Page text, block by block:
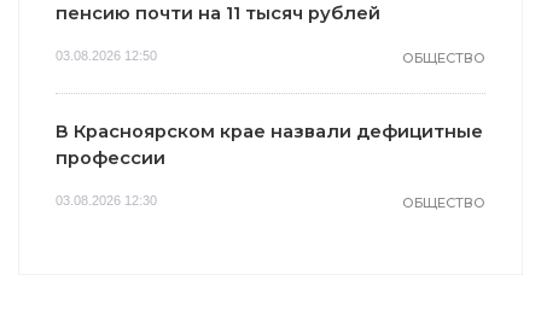
пенсию почти на 11 тысяч рублей
03.08.2026 12:50 ОБЩЕСТВО
В Красноярском крае назвали дефицитные
профессии
03.08.2026 12:30 ОБЩЕСТВО